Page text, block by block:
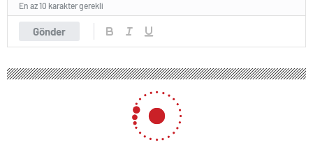
Gönder
En az 10 karakter gerekli